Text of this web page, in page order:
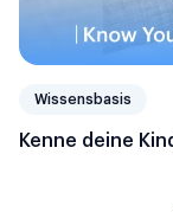
Wissensbasis
Kenne deine